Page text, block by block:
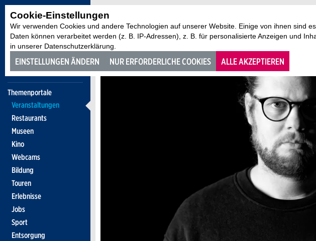
Cookie-Einstellungen
Wir verwenden Cookies und andere Technologien auf unserer Website. Einige von ihnen sind
Daten können verarbeitet werden (z. B. IP-Adressen), z. B. für personalisierte Anzeigen und
in unserer Datenschutzerklärung.
EINSTELLUNGEN ÄNDERN NUR ERFORDERLICHE COOKIES ALLE AKZEPTIEREN
Themenportale
Veranstaltungen
Restaurants
Museen
Kino
Webcams
Bildung
Touren
Erlebnisse
Jobs
Sport
Entsorgung